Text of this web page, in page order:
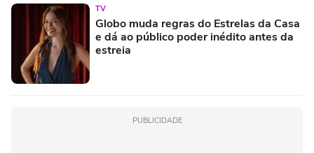
TV
Globo muda regras do Estrelas da Casa
e dá ao público poder inédito antes da
estreia
PUBLICIDADE